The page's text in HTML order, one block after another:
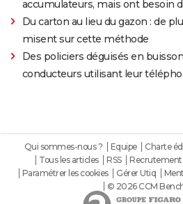
accumulateurs, mais ont besoin
Du carton au lieu du gazon : de
misent sur cette méthode
Des policiers déguisés en
conducteurs utilisant leur
Qui sommes-nous ? Equipe Charte
Tous les articles
RSS Recrutement
Paramétrer les cookies
Gérer Utiq
© 2026 CCM